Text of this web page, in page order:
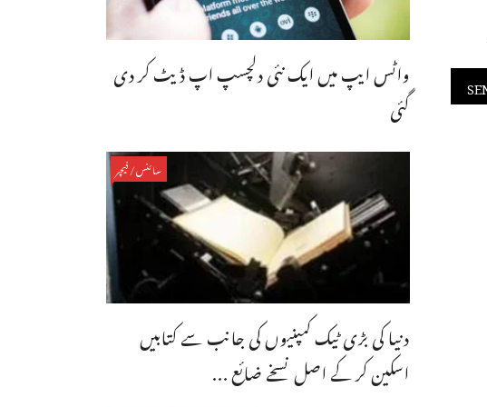
واٹس ایپ میں ایک نئی دلچسپ اپ ڈیٹ کر دی
گئی
سائنس/فیچر
دنیا کی بڑی ٹیک کمپنیوں کی جانب سے کتابیں
اسکین کر کے اصل نسخے ضائع ...